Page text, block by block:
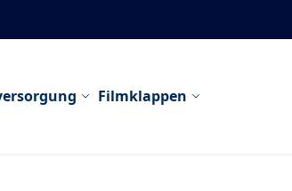
Filmklappen